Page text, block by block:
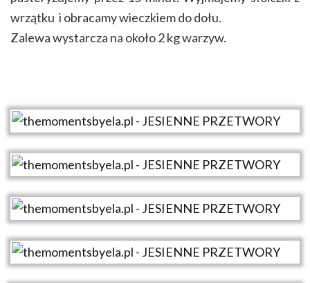
wrzątku i obracamy wieczkiem do dołu.
Zalewa wystarcza na około 2 kg warzyw.